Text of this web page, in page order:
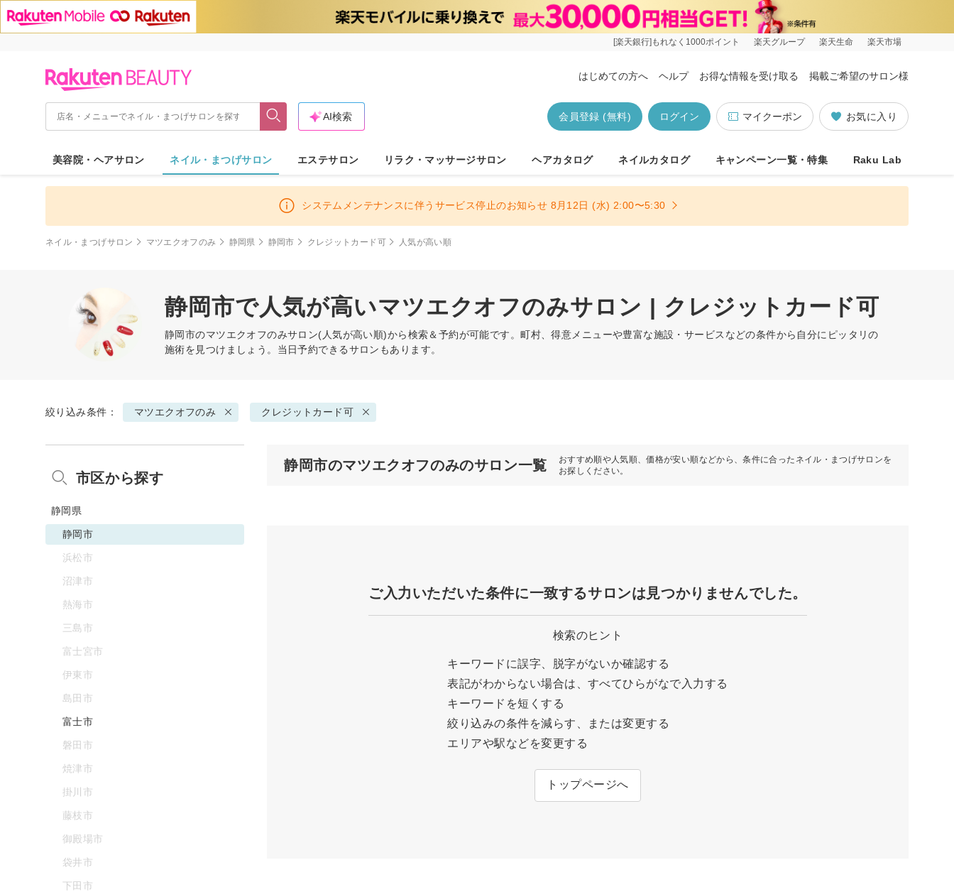
[楽天銀行]もれなく1000ポイント 楽天グループ 楽天生命 楽天市場
はじめての方へ ヘルプ お得な情報を受け取る 掲載ご希望のサロン様
お気に入り
マイクーポン
ログイン
会員登録 (無料)
AI検索
美容院・ヘアサロン ネイル・まつげサロン エステサロン リラク・マッサージサロン ヘアカタログ ネイルカタログ キャンペーン一覧・特集 Raku Lab
システムメンテナンスに伴うサービス停止のお知らせ 8月12日 (水) 2:00〜5:30
ネイル・まつげサロン マツエクオフのみ 静岡県 静岡市 クレジットカード可 人気が高い順
静岡市で人気が高いマツエクオフのみサロン | クレジットカード可
静岡市のマツエクオフのみサロン(人気が高い順)から検索＆予約が可能です。町村、得意メニューや豊富な施設・サービスなどの条件から自分にピッタリの
施術を見つけましょう。当日予約できるサロンもあります。
絞り込み条件： マツエクオフのみ クレジットカード可
静岡市のマツエクオフのみのサロン一覧
おすすめ順や人気順、価格が安い順などから、条件に合ったネイル・まつげサロンを
お探しください。
ご入力いただいた条件に一致するサロンは見つかりませんでした。
検索のヒント
キーワードに誤字、脱字がないか確認する
表記がわからない場合は、すべてひらがなで入力する
キーワードを短くする
絞り込みの条件を減らす、または変更する
エリアや駅などを変更する
トップページへ
市区から探す
静岡県
静岡市
浜松市
沼津市
熱海市
三島市
富士宮市
伊東市
島田市
富士市
磐田市
焼津市
掛川市
藤枝市
御殿場市
袋井市
下田市